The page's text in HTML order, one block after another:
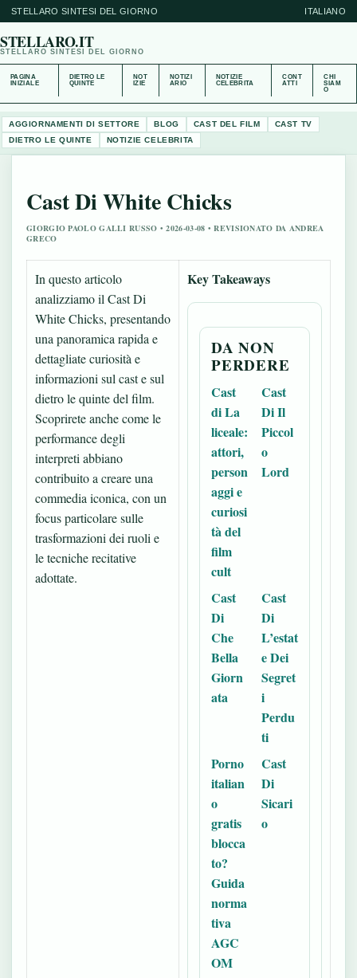
STELLARO SINTESI DEL GIORNO ITALIANO
STELLARO.IT
STELLARO SINTESI DEL GIORNO
PAGINA
INIZIALE
DIETRO LE
QUINTE
NOT
IZIE
NOTIZI
ARIO
NOTIZIE
CELEBRITA
CONT
ATTI
CHI
SIAM
O
AGGIORNAMENTI DI SETTORE BLOG CAST DEL FILM
CAST TV
DIETRO LE QUINTE
NOTIZIE CELEBRITA
Cast Di White Chicks
GIORGIO PAOLO GALLI RUSSO • 2026-03-08 • REVISIONATO DA ANDREA
GRECO
In questo articolo
analizziamo il Cast Di
White Chicks, presentando
una panoramica rapida e
dettagliate curiosità e
informazioni sul cast e sul
dietro le quinte del film.
Scoprirete anche come le
performance degli
interpreti abbiano
contribuito a creare una
commedia iconica, con un
focus particolare sulle
trasformazioni dei ruoli e
le tecniche recitative
adottate.
Key Takeaways
DA NON
PERDERE
Cast
di La
liceale:
attori,
person
aggi e
curiosi
tà del
film
cult
Cast
Di Il
Piccol
o
Lord
Cast
Di
Che
Bella
Giorn
ata
Cast
Di
L’estat
e Dei
Segret
i
Perdu
ti
Porno
italian
o
gratis
blocca
to?
Guida
norma
tiva
AGC
OM
Cast
Di
Sicari
o